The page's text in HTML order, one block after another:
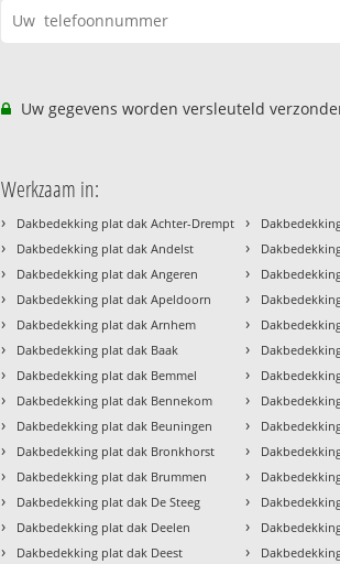
Uw gegevens worden versleuteld
Werkzaam in:
› Dakbedekking plat dak Achter-Drempt
› Dakbedekking plat dak Andelst
› Dakbedekking plat dak Angeren
› Dakbedekking plat dak Apeldoorn
› Dakbedekking plat dak Arnhem
› Dakbedekking plat dak Baak
› Dakbedekking plat dak Bemmel
› Dakbedekking plat dak Bennekom
› Dakbedekking plat dak Beuningen
› Dakbedekking plat dak Bronkhorst
› Dakbedekking plat dak Brummen
› Dakbedekking plat dak De Steeg
› Dakbedekking plat dak Deelen
› Dakbedekking plat dak Deest
›
›
›
›
›
›
›
›
›
›
›
›
›
›